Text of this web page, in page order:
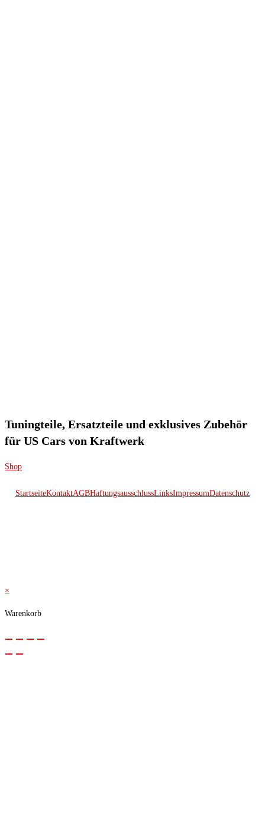
Tuningteile, Ersatzteile und exklusives Zubehör
für US Cars von Kraftwerk
Shop
StartseiteKontaktAGBHaftungsausschlussLinksImpressumDatenschutz
×
Warenkorb